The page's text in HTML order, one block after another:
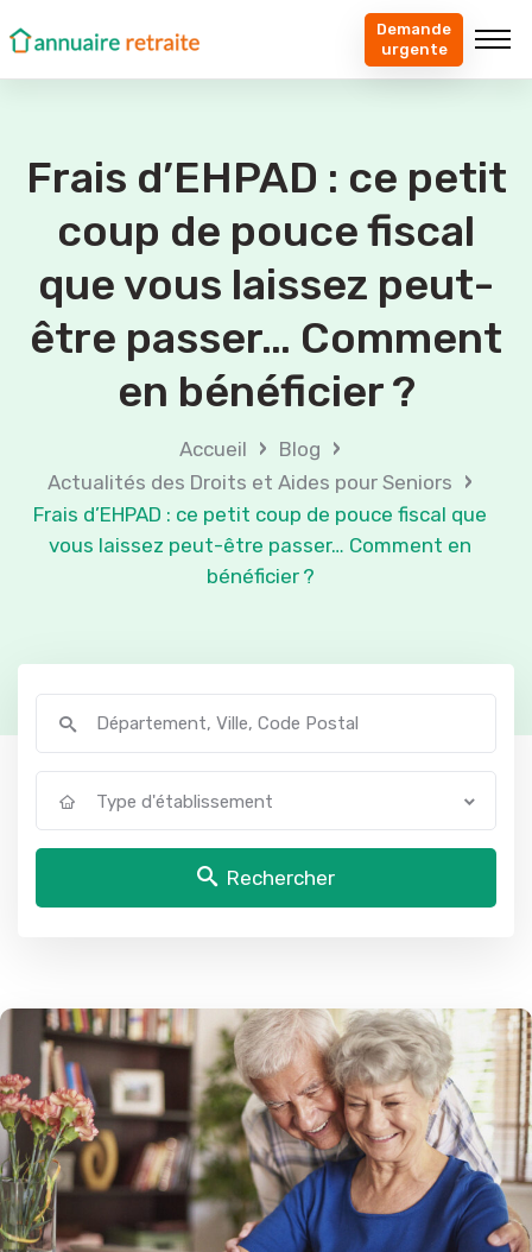
Demande
urgente
Frais d’EHPAD : ce petit
coup de pouce fiscal
que vous laissez peut-
être passer… Comment
en bénéficier ?
Accueil › Blog ›
Actualités des Droits et Aides pour Seniors ›
Frais d’EHPAD : ce petit coup de pouce fiscal que
vous laissez peut-être passer… Comment en
bénéficier ?
Type d'établissement
Rechercher